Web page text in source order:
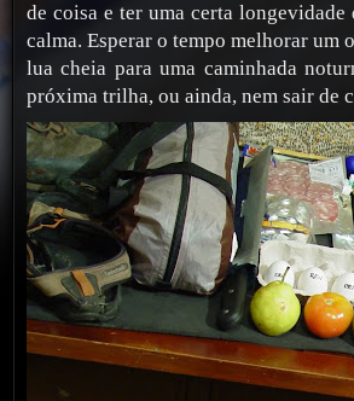
de coisa e ter uma certa longevidade
calma. Esperar o tempo melhorar um
lua cheia para uma caminhada
próxima trilha, ou ainda, nem sair de